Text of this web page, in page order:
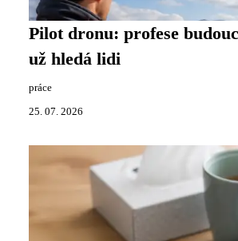
Pilot dronu: profese
už hledá lidi
práce
25. 07. 2026